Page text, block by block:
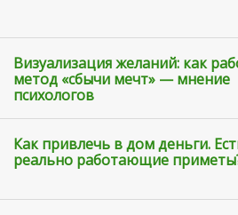
Визуализация желаний: как
метод «сбычи мечт» — мнение
психологов
Как привлечь в дом деньги.
реально работающие